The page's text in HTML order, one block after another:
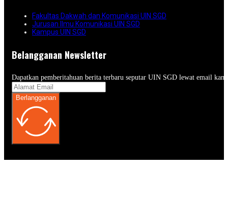
Fakultas Dakwah dan Komunikasi UIN SGD
Jurusan Ilmu Komunikasi UIN SGD
Kampus UIN SGD
Belangganan Newsletter
Dapatkan pemberitahuan berita terbaru seputar UIN SGD lewat email
Berlangganan